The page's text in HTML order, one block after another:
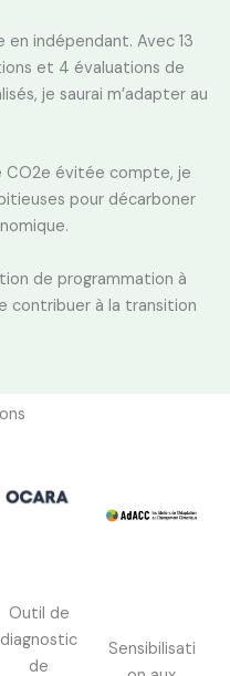
en indépendant. Avec 13
et 4 évaluations de
je saurai m’adapter au
CO2e évitée compte, je
pour décarboner
de programmation à
contribuer à la transition
Outil de
diagnostic
de
Sensibilisati